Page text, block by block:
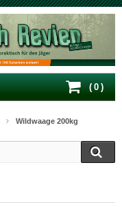
( 0 )
Wildwaage 200kg